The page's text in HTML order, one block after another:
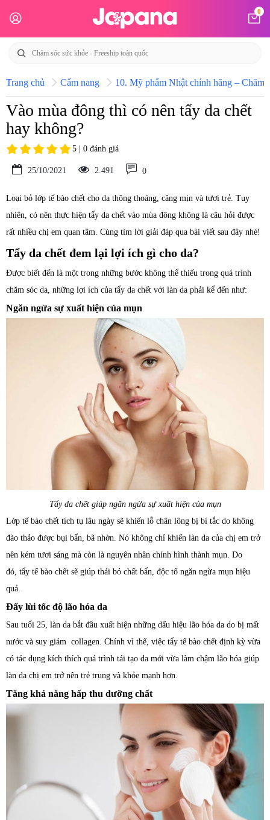
0
Trang chủ Cẩm nang 10. Mỹ phẩm Nhật chính hãng – Chăm
Vào mùa đông thì có nên tẩy da chết
hay không?
5 | 0 đánh giá
25/10/2021 2.491 0
Loại bỏ lớp tế bào chết cho da thông thoáng, căng mịn và tươi trẻ. Tuy
nhiên, có nên thực hiện tẩy da chết vào mùa đông không là câu hỏi được
rất nhiều chị em quan tâm. Cùng tìm lời giải đáp qua bài viết sau đây nhé!
Tẩy da chết đem lại lợi ích gì cho da?
Được biết đến là một trong những bước không thể thiếu trong quá trình
chăm sóc da, những lợi ích của tẩy da chết với làn da phải kể đến như:
Ngăn ngừa sự xuất hiện của mụn
Tẩy da chết giúp ngăn ngừa sự xuất hiện của mụn
Lớp tế bào chết tích tụ lâu ngày sẽ khiến lỗ chân lông bị bí tắc do không
đào thảo được bụi bẩn, bã nhờn. Nó không chỉ khiến làn da của chị em trở
nên kém tươi sáng mà còn là nguyên nhân chính hình thành mụn. Do
đó, tẩy tế bào chết sẽ giúp thải bỏ chất bẩn, độc tố ngăn ngừa mụn hiệu
quả.
Đẩy lùi tốc độ lão hóa da
Sau tuổi 25, làn da bắt đầu xuất hiện những dấu hiệu lão hóa da do bị mất
nước và suy giảm collagen. Chính vì thế, việc tẩy tế bào chết định kỳ vừa
có tác dụng kích thích quá trình tái tạo da mới vừa làm chậm lão hóa giúp
làn da chị em trở nên trẻ trung và khỏe mạnh hơn.
Tăng khả năng hấp thu dưỡng chất